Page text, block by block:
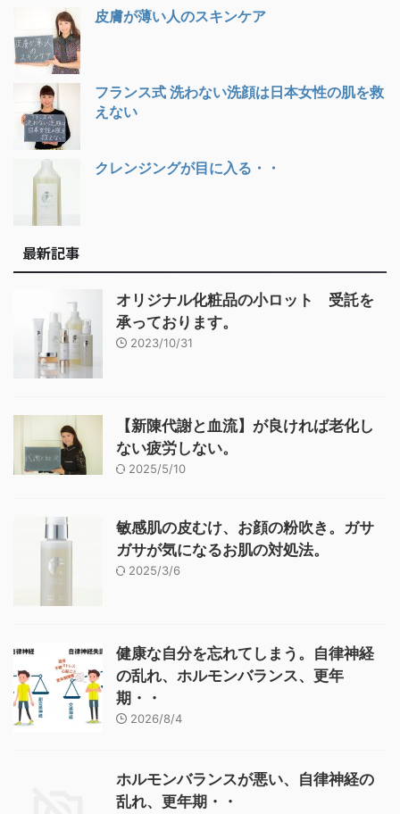
皮膚が薄い人のスキンケア
フランス式 洗わない洗顔は日本女性の肌を救
えない
クレンジングが目に入る・・
最新記事
オリジナル化粧品の小ロット 受託を
承っております。
2023/10/31
【新陳代謝と血流】が良ければ老化し
ない疲労しない。
2025/5/10
敏感肌の皮むけ、お顔の粉吹き。ガサ
ガサが気になるお肌の対処法。
2025/3/6
健康な自分を忘れてしまう。自律神経
の乱れ、ホルモンバランス、更年
期・・
2026/8/4
ホルモンバランスが悪い、自律神経の
乱れ、更年期・・